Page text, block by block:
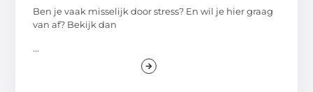
Ben je vaak misselijk door stress? En wil je hier graag
van af? Bekijk dan
...